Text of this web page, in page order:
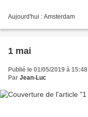
Aujourd'hui : Amsterdam
1 mai
Publié le 01/05/2019 à 15:48
Par Jean-Luc